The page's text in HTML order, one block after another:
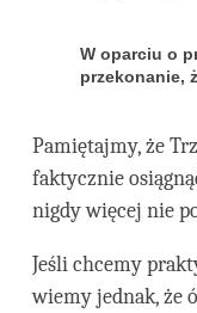
W oparciu o
przekonanie,
Pamiętajmy, że
faktycznie
nigdy więcej nie
Jeśli chcemy
wiemy jednak, że